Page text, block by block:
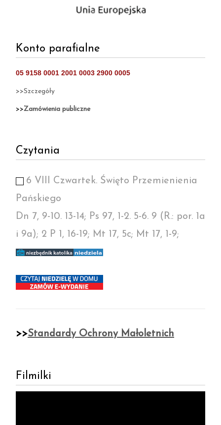
Konto parafialne
05 9158 0001 2001 0003 2900 0005
>>Szczegóły
>>Zamówienia publiczne
Czytania
6 VIII Czwartek. Święto Przemienienia
Pańskiego
Dn 7, 9-10. 13-14; Ps 97, 1-2. 5-6. 9 (R.: por. 1a
i 9a); 2 P 1, 16-19; Mt 17, 5c; Mt 17, 1-9;
>>Standardy Ochrony Małoletnich
Filmilki